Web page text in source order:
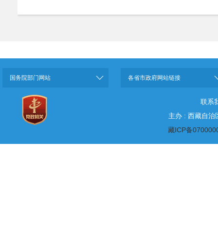
国务院部门网站 各省市政府网站链接
联系
主办 : 西藏自治
藏ICP备